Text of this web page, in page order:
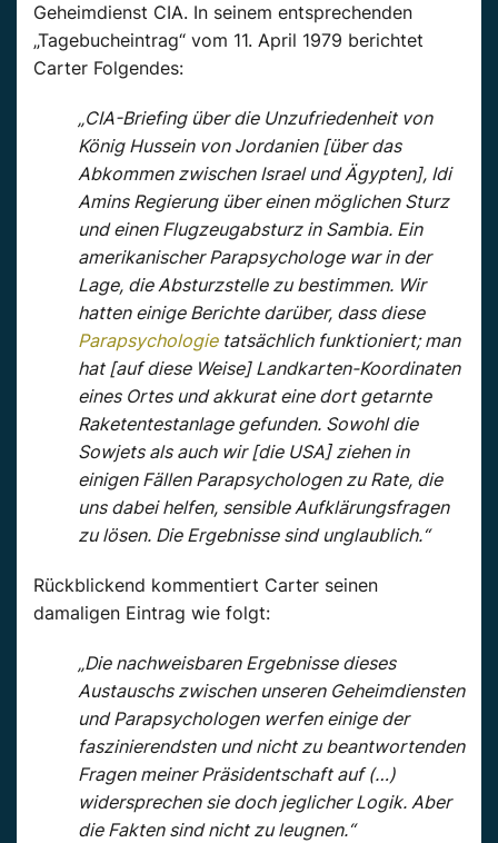
Geheimdienst CIA. In seinem entsprechenden
„Tagebucheintrag“ vom 11. April 1979 berichtet
Carter Folgendes:
„CIA-Briefing über die Unzufriedenheit von
König Hussein von Jordanien [über das
Abkommen zwischen Israel und Ägypten], Idi
Amins Regierung über einen möglichen Sturz
und einen Flugzeugabsturz in Sambia. Ein
amerikanischer Parapsychologe war in der
Lage, die Absturzstelle zu bestimmen. Wir
hatten einige Berichte darüber, dass diese
Parapsychologietatsächlich funktioniert; man
hat [auf diese Weise] Landkarten-Koordinaten
eines Ortes und akkurat eine dort getarnte
Raketentestanlage gefunden. Sowohl die
Sowjets als auch wir [die USA] ziehen in
einigen Fällen Parapsychologen zu Rate, die
uns dabei helfen, sensible Aufklärungsfragen
zu lösen. Die Ergebnisse sind unglaublich.“
Rückblickend kommentiert Carter seinen
damaligen Eintrag wie folgt:
„Die nachweisbaren Ergebnisse dieses
Austauschs zwischen unseren Geheimdiensten
und Parapsychologen werfen einige der
faszinierendsten und nicht zu beantwortenden
Fragen meiner Präsidentschaft auf (…)
widersprechen sie doch jeglicher Logik. Aber
die Fakten sind nicht zu leugnen.“